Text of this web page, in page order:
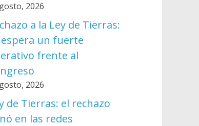
2026
a la Ley de Tierras:
espera un fuerte
frente al
2026
de Tierras: el rechazo
en las redes